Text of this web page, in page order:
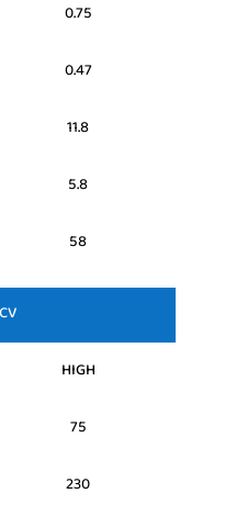
0.75
0.47
11.8
5.8
58
HIGH
75
230